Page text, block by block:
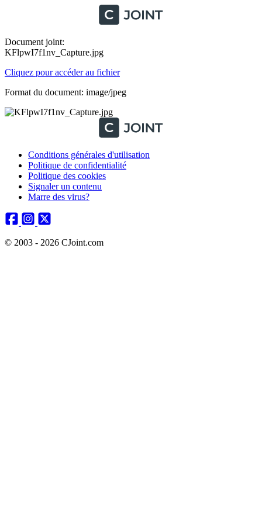
Document joint:
KFlpwI7f1nv_Capture.jpg
Cliquez pour accéder au fichier
Format du document: image/jpeg
Conditions générales d'utilisation
Politique de confidentialité
Politique des cookies
Signaler un contenu
Marre des virus?
© 2003 - 2026 CJoint.com